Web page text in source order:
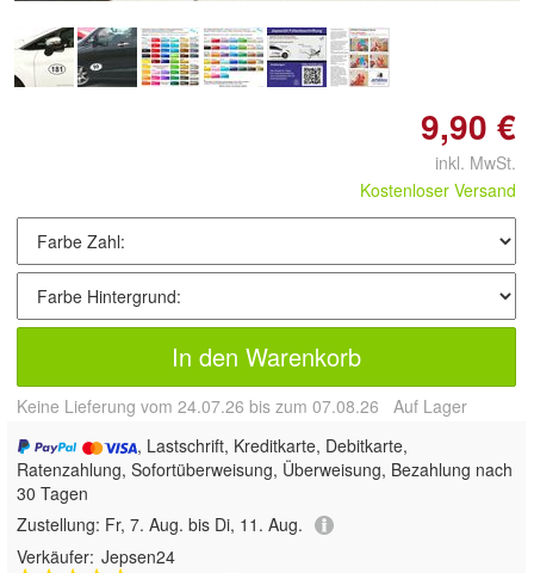
9,90 €
inkl. MwSt.
Kostenloser Versand
In den Warenkorb
Keine Lieferung vom 24.07.26 bis zum 07.08.26 Auf Lager
, Lastschrift, Kreditkarte, Debitkarte,
Ratenzahlung, Sofortüberweisung, Überweisung, Bezahlung nach
30 Tagen
Zustellung: Fr, 7. Aug. bis Di, 11. Aug.
Verkäufer: Jepsen24